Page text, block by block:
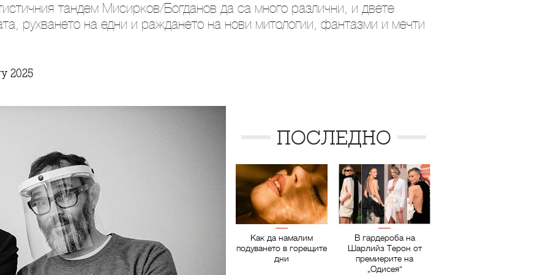
тандем Мисирков/Богданов да са много различни, и двете
рухването на едни и раждането на нови митологии, фантазми и мечти
2025
ПОСЛЕДНО
Как да намалим
подуването в горещите
дни
В гардероба на
Шарлийз Терон от
премиерите на
„Одисея“